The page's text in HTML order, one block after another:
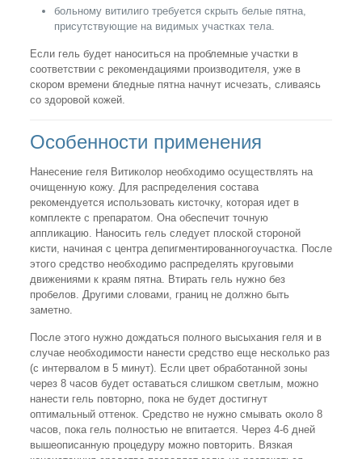
больному витилиго требуется скрыть белые пятна,
присутствующие на видимых участках тела.
Если гель будет наноситься на проблемные участки в
соответствии с рекомендациями производителя, уже в
скором времени бледные пятна начнут исчезать, сливаясь
со здоровой кожей.
Особенности применения
Нанесение геля Витиколор необходимо осуществлять на
очищенную кожу. Для распределения состава
рекомендуется использовать кисточку, которая идет в
комплекте с препаратом. Она обеспечит точную
аппликацию. Наносить гель следует плоской стороной
кисти, начиная с центра депигментированногоучастка. После
этого средство необходимо распределять круговыми
движениями к краям пятна. Втирать гель нужно без
пробелов. Другими словами, границ не должно быть
заметно.
После этого нужно дождаться полного высыхания геля и в
случае необходимости нанести средство еще несколько раз
(с интервалом в 5 минут). Если цвет обработанной зоны
через 8 часов будет оставаться слишком светлым, можно
нанести гель повторно, пока не будет достигнут
оптимальный оттенок. Средство не нужно смывать около 8
часов, пока гель полностью не впитается. Через 4-6 дней
вышеописанную процедуру можно повторить. Вязкая